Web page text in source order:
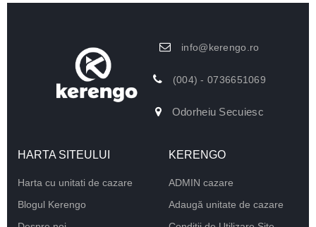
info@kerengo.ro
(004) - 0736651069
Odorheiu Secuiesc
HARTA SITEULUI
Harta cu unitati de cazare
Blogul Kerengo
KERENGO
ADMIN cazare
Adaugă unitate de cazare